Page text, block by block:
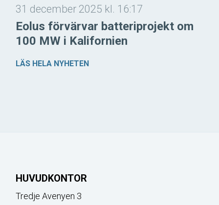
31 december 2025 kl. 16:17
Eolus förvärvar batteriprojekt om
100 MW i Kalifornien
LÄS HELA NYHETEN
HUVUDKONTOR
Tredje Avenyen 3